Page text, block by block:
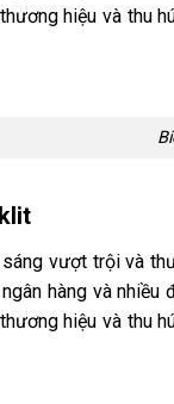
hiệu và thu
vượt trội và
hàng và
hiệu và thu